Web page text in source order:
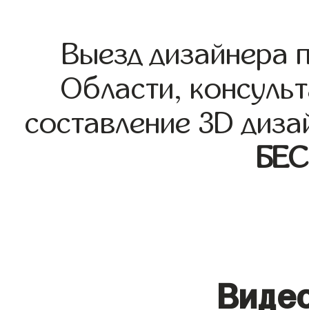
Выезд дизайнера
Области,
составление 3D